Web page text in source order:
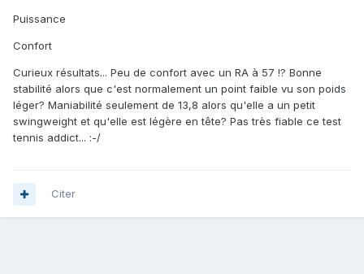
Puissance
Confort
Curieux résultats... Peu de confort avec un RA à 57 !? Bonne
stabilité alors que c'est normalement un point faible vu son poids
léger? Maniabilité seulement de 13,8 alors qu'elle a un petit
swingweight et qu'elle est légère en tête? Pas très fiable ce test
tennis addict... :-/
Citer